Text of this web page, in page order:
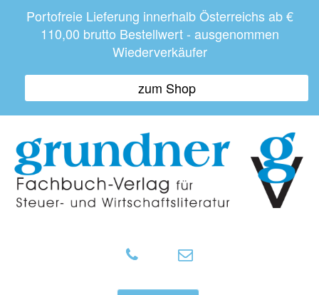
Portofreie Lieferung innerhalb Österreichs ab €
110,00 brutto Bestellwert - ausgenommen
Wiederverkäufer
zum Shop